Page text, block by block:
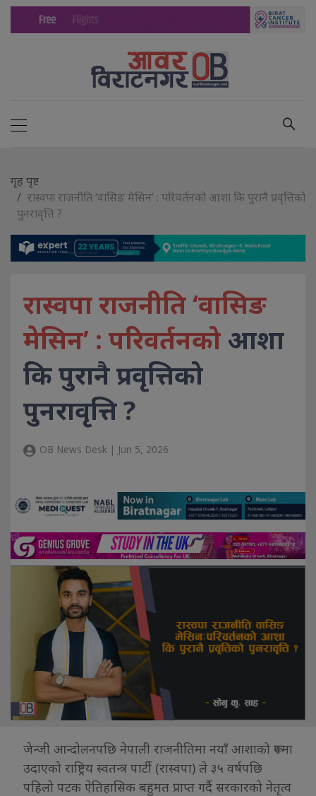
गृह पृष्ट
रास्वपा राजनीति ‘वासिङ मेसिन’ : परिवर्तनको आशा कि पुरानै प्रवृत्तिको
पुनरावृत्ति ?
रास्वपा राजनीति ‘वासिङ
मेसिन’ : परिवर्तनको आशा
कि पुरानै प्रवृत्तिको
पुनरावृत्ति ?
OB News Desk | Jun 5, 2026
जेन्जी आन्दोलनपछि नेपाली राजनीतिमा नयाँ आशाको रूपमा
उदाएको राष्ट्रिय स्वतन्त्र पार्टी (रास्वपा) ले ३५ वर्षपछि
पहिलो पटक ऐतिहासिक बहुमत प्राप्त गर्दै सरकारको नेतृत्व